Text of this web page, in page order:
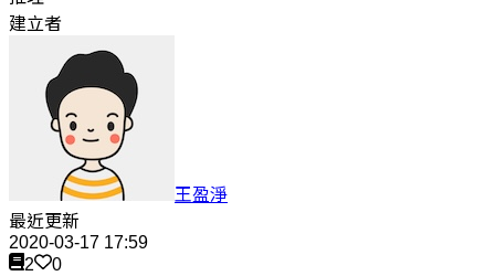
建立者
王盈淨
最近更新
2020-03-17 17:59
2
0